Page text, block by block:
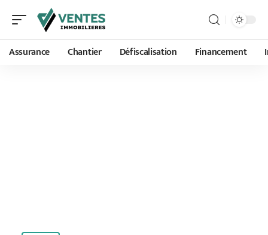
Assurance Chantier Défiscalisation Financement